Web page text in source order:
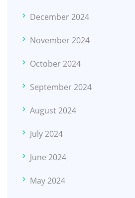
December 2024
November 2024
October 2024
September 2024
August 2024
July 2024
June 2024
May 2024